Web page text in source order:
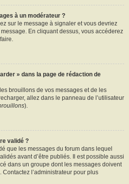
à un modérateur ?
sur le message à signaler et vous devriez
En cliquant dessus, vous accéderez
» dans la page de rédaction de
brouillons de vos messages et de les
allez dans le panneau de l’utilisateur
).
validé ?
que les messages du forum dans lequel
avant d’être publiés. Il est possible aussi
dans un groupe dont les messages doivent
Contactez l’administrateur pour plus